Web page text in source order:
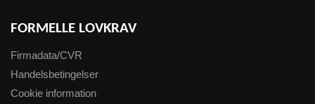
FORMELLE LOVKRAV
Firmadata/CVR
Handelsbetingelser
Cookie information